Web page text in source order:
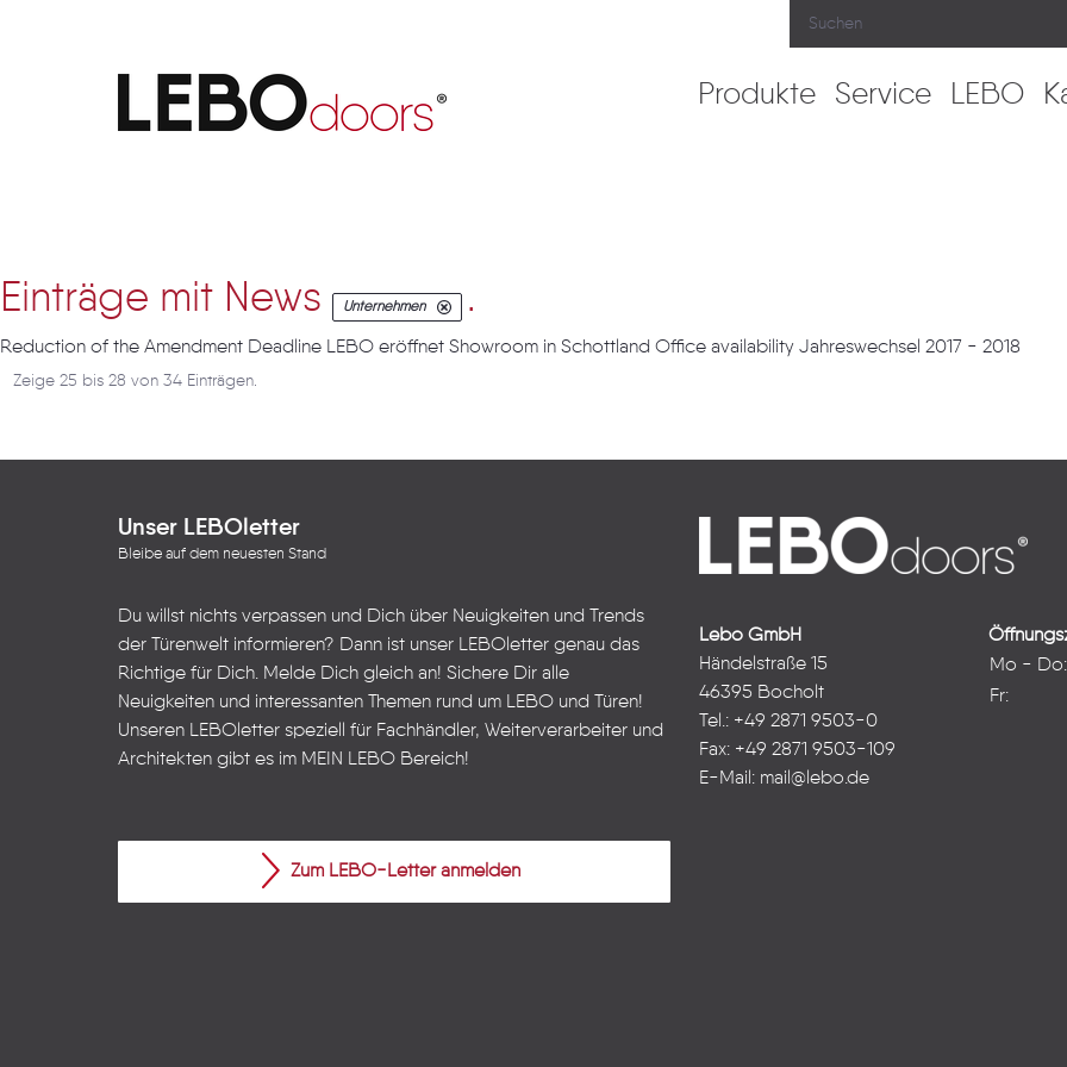
Produkte Service LEBO
Einträge mit News Unternehmen .
Reduction of the Amendment Deadline LEBO eröffnet Showroom in Schottland Office availability Jahreswechsel 2017 - 2018
Zeige 25 bis 28 von 34 Einträgen.
Unser LEBOletter
Bleibe auf dem neuesten Stand
Du willst nichts verpassen und Dich über Neuigkeiten und Trends
der Türenwelt informieren? Dann ist unser LEBOletter genau das
Richtige für Dich. Melde Dich gleich an! Sichere Dir alle
Neuigkeiten und interessanten Themen rund um LEBO und Türen!
Unseren LEBOletter speziell für Fachhändler, Weiterverarbeiter und
Architekten gibt es im MEIN LEBO Bereich!
Zum LEBO-Letter anmelden
Lebo GmbH
Händelstraße 15
46395 Bocholt
Tel.: +49 2871 9503-0
Fax: +49 2871 9503-109
E-Mail: mail@lebo.de
Mo - Do:
Fr: